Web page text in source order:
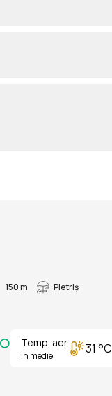
150 m Pietriș
Temp. aer.
In medie 31 °C